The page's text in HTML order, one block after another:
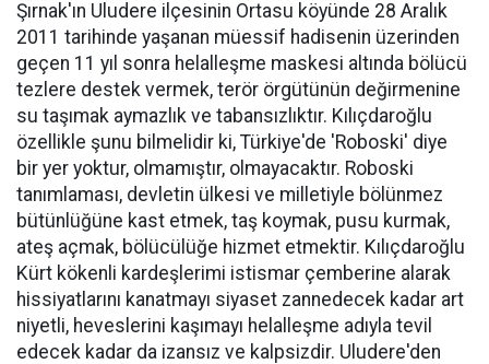
Şırnak'ın Uludere ilçesinin Ortasu köyünde 28 Aralık
2011 tarihinde yaşanan müessif hadisenin üzerinden
geçen 11 yıl sonra helalleşme maskesi altında bölücü
tezlere destek vermek, terör örgütünün değirmenine
su taşımak aymazlık ve tabansızlıktır. Kılıçdaroğlu
özellikle şunu bilmelidir ki, Türkiye'de 'Roboski' diye
bir yer yoktur, olmamıştır, olmayacaktır. Roboski
tanımlaması, devletin ülkesi ve milletiyle bölünmez
bütünlüğüne kast etmek, taş koymak, pusu kurmak,
ateş açmak, bölücülüğe hizmet etmektir. Kılıçdaroğlu
Kürt kökenli kardeşlerimi istismar çemberine alarak
hissiyatlarını kanatmayı siyaset zannedecek kadar art
niyetli, heveslerini kaşımayı helalleşme adıyla tevil
edecek kadar da izansız ve kalpsizdir. Uludere'den